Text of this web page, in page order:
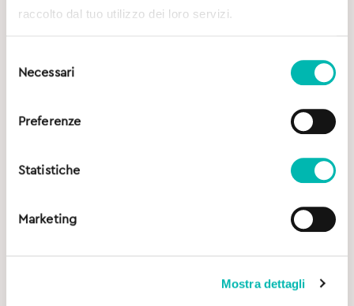
raccolto dal tuo utilizzo dei loro servizi.
delNecessari
Preferenze
Statistiche
Marketing
Mostra dettagli